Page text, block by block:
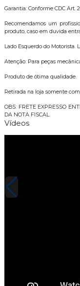
Garantia: Conforme CDC Art.
Recomendamos um
produto, caso em duvida
Lado Esquerdo do Motorista.
Atenção: Para peças
Produto de ótima qualidade.
Retirada na loja somente
OBS: FRETE EXPRESSO
DA NOTA FISCAL.
Vídeos